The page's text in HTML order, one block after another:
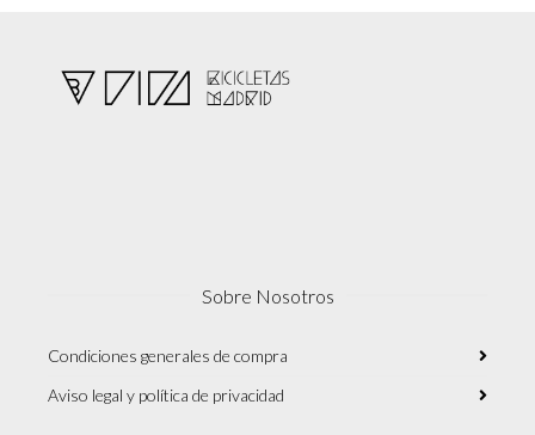
Sobre Nosotros
Condiciones generales de compra
Aviso legal y política de privacidad